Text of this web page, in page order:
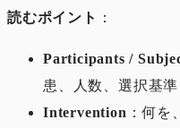
読むポイント ：
Participants /
患、人数、選択基準
Intervention ：何を